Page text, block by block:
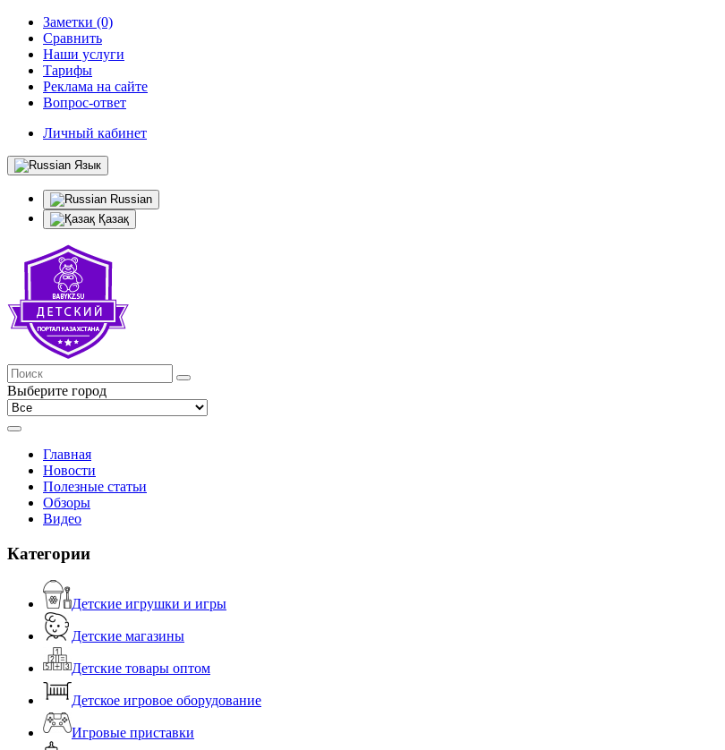
Заметки (0)
Сравнить
Наши услуги
Тарифы
Реклама на сайте
Вопрос-ответ
Личный кабинет
Язык
Russian
Қазақ
Выберите город
Главная
Новости
Полезные статьи
Обзоры
Видео
Категории
Детские игрушки и игры
Детские магазины
Детские товары оптом
Детское игровое оборудование
Игровые приставки